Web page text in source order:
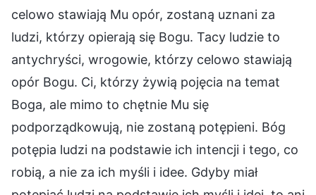
celowo stawiają Mu opór, zostaną uznani za
ludzi, którzy opierają się Bogu. Tacy ludzie to
antychryści, wrogowie, którzy celowo stawiają
opór Bogu. Ci, którzy żywią pojęcia na temat
Boga, ale mimo to chętnie Mu się
podporządkowują, nie zostaną potępieni. Bóg
potępia ludzi na podstawie ich intencji i tego, co
robią, a nie za ich myśli i idee. Gdyby miał